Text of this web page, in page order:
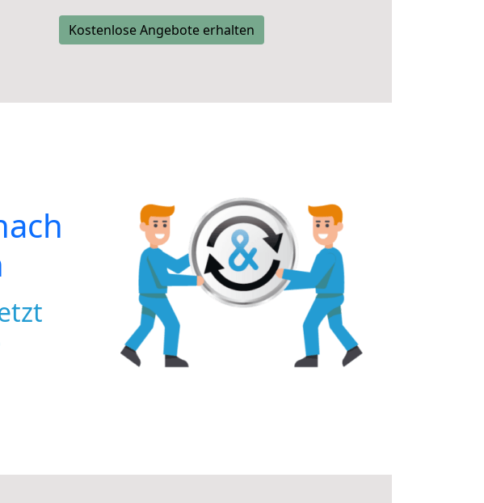
Kostenlose Angebote erhalten